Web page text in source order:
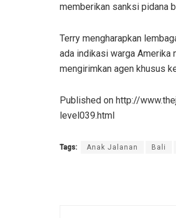
memberikan sanksi pidana
Terry mengharapkan
ada indikasi warga Amerika
mengirimkan agen khusus
Published on http://
level039.html
Tags: Anak Jalanan Bali